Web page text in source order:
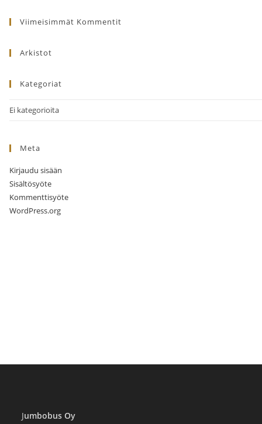
Viimeisimmät Kommentit
Arkistot
Kategoriat
Ei kategorioita
Meta
Kirjaudu sisään
Sisältösyöte
Kommenttisyöte
WordPress.org
Jumbobus Oy